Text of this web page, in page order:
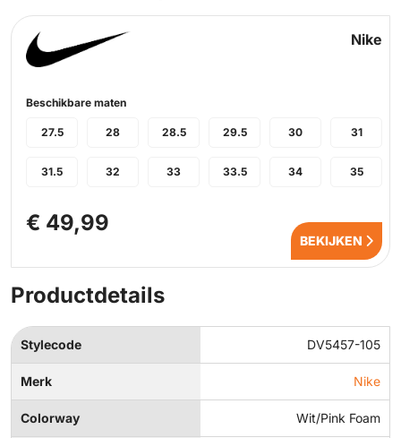
Nike
Beschikbare maten
27.5 28 28.5 29.5 31
30
32
31.5 33 34
33.5 35
€ 49,99
BEKIJKEN
Productdetails
Stylecode DV5457-105
Merk Nike
Colorway Wit/Pink Foam